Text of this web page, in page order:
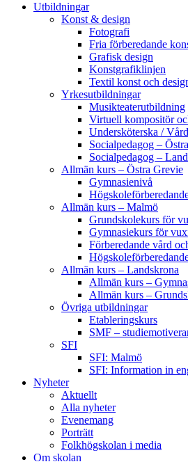
Utbildningar
Konst & design
Fotografi
Fria förberedande
Grafisk design
Konstgrafiklinjen
Textil konst och
Yrkesutbildningar
Musikteaterutbildning
Virtuell kompositör
Undersköterska /
Socialpedagog –
Socialpedagog –
Allmän kurs – Östra Grevie
Gymnasienivå
Allmän kurs – Malmö
Grundskolekurs för
Gymnasiekurs för
Förberedande vård
Allmän kurs – Landskrona
Allmän kurs –
Allmän kurs –
Övriga utbildningar
Etableringskurs
SMF –
SFI
SFI: Malmö
SFI: Information in
Nyheter
Aktuellt
Alla nyheter
Evenemang
Porträtt
Folkhögskolan i media
Om skolan